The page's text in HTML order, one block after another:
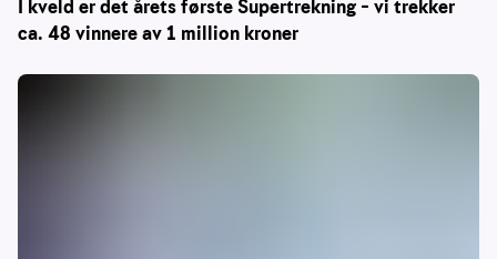
I kveld er det årets første Supertrekning – vi trekker
ca. 48 vinnere av 1 million kroner